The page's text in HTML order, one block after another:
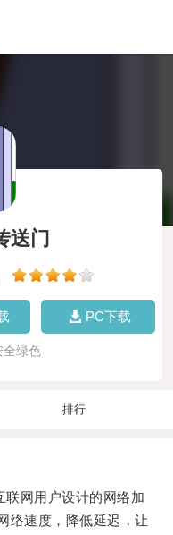
送门
PC下载
全绿色
排行
网用户设计的网络加
络速度，降低延迟，让